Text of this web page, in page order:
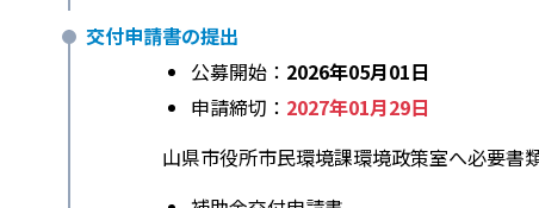
交付申請書の提出
公募開始： 2026年05月01日
申請締切： 2027年01月29日
山県市役所市民環境課環境政策室へ必要書